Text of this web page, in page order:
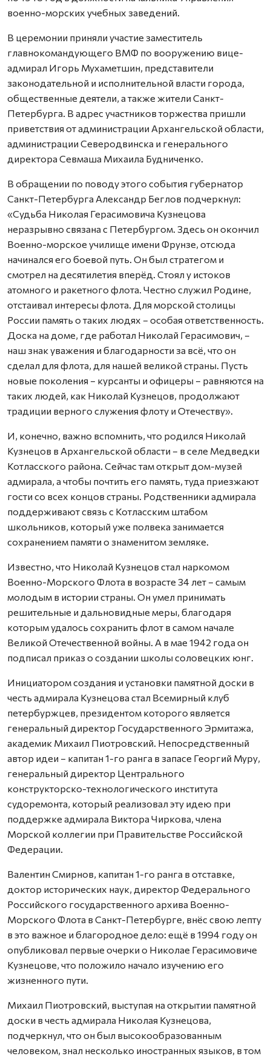
военно-морских учебных заведений.
В церемонии приняли участие заместитель
главнокомандующего ВМФ по вооружению вице-
адмирал Игорь Мухаметшин, представители
законодательной и исполнительной власти города,
общественные деятели, а также жители Санкт-
Петербурга. В адрес участников торжества пришли
приветствия от администрации Архангельской области,
администрации Северодвинска и генерального
директора Севмаша Михаила Будниченко.
В обращении по поводу этого события губернатор
Санкт-Петербурга Александр Беглов подчеркнул:
«Судьба Николая Герасимовича Кузнецова
неразрывно связана с Петербургом. Здесь он окончил
Военно-морское училище имени Фрунзе, отсюда
начинался его боевой путь. Он был стратегом и
смотрел на десятилетия вперёд. Стоял у истоков
атомного и ракетного флота. Честно служил Родине,
отстаивал интересы флота. Для морской столицы
России память о таких людях – особая ответственность.
Доска на доме, где работал Николай Герасимович, –
наш знак уважения и благодарности за всё, что он
сделал для флота, для нашей великой страны. Пусть
новые поколения – курсанты и офицеры – равняются на
таких людей, как Николай Кузнецов, продолжают
традиции верного служения флоту и Отечеству».
И, конечно, важно вспомнить, что родился Николай
Кузнецов в Архангельской области – в селе Медведки
Котласского района. Сейчас там открыт дом-музей
адмирала, а чтобы почтить его память, туда приезжают
гости со всех концов страны. Родственники адмирала
поддерживают связь с Котласским штабом
школьников, который уже полвека занимается
сохранением памяти о знаменитом земляке.
Известно, что Николай Кузнецов стал наркомом
Военно-Морского Флота в возрасте 34 лет – самым
молодым в истории страны. Он умел принимать
решительные и дальновидные меры, благодаря
которым удалось сохранить флот в самом начале
Великой Отечественной войны. А в мае 1942 года он
подписал приказ о создании школы соловецких юнг.
Инициатором создания и установки памятной доски в
честь адмирала Кузнецова стал Всемирный клуб
петербуржцев, президентом которого является
генеральный директор Государственного Эрмитажа,
академик Михаил Пиотровский. Непосредственный
автор идеи – капитан 1-го ранга в запасе Георгий Муру,
генеральный директор Центрального
конструкторско-технологического института
судоремонта, который реализовал эту идею при
поддержке адмирала Виктора Чиркова, члена
Морской коллегии при Правительстве Российской
Федерации.
Валентин Смирнов, капитан 1-го ранга в отставке,
доктор исторических наук, директор Федерального
Российского государственного архива Военно-
Морского Флота в Санкт-Петербурге, внёс свою лепту
в это важное и благородное дело: ещё в 1994 году он
опубликовал первые очерки о Николае Герасимовиче
Кузнецове, что положило начало изучению его
жизненного пути.
Михаил Пиотровский, выступая на открытии памятной
доски в честь адмирала Николая Кузнецова,
подчеркнул, что он был высокообразованным
человеком, знал несколько иностранных языков, в том